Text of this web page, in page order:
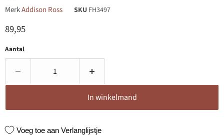
MerkAddison Ross SKU FH3497
Huidige prijs
89,95
Aantal
In winkelmand
Voeg toe aan Verlanglijstje